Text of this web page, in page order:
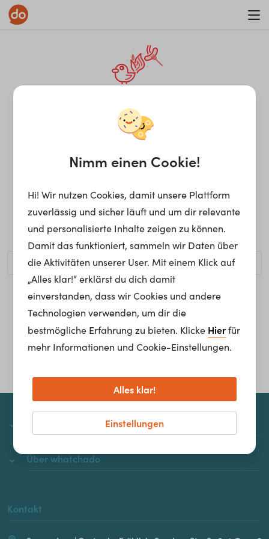
¡Ay, caramba! Seite nicht
gefunden.
Ups, die gewünschte Seite kann nicht gefunden werden.
Möchtest du nach einem bestimmten Begriff suchen?
Homepage
Über whatchado
Kontakt
Nimm einen Cookie!
Hi! Wir nutzen Cookies, damit unsere Plattform
zuverlässig und sicher läuft und um dir relevante
und personalisierte Inhalte zeigen zu können.
Damit das funktioniert, sammeln wir Daten über
die Aktivitäten unserer User. Mit einem Klick auf
„Alles klar!“ erklärst du dich damit
einverstanden, dass wir Cookies und andere
Technologien verwenden, um dir die
bestmögliche Erfahrung zu bieten. Klicke Hierfür
mehr Informationen und Cookie-Einstellungen.
Einstellungen
Alles klar!